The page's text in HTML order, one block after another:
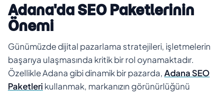
Adana'da SEO Paketlerinin
Önemi
Günümüzde dijital pazarlama stratejileri, işletmelerin
başarıya ulaşmasında kritik bir rol oynamaktadır.
Özellikle Adana gibi dinamik bir pazarda, Adana SEO
Paketleri kullanmak, markanızın görünürlüğünü